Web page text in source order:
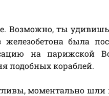
Возможно, ты
была
на парижской
подобных кораблей.
моментально